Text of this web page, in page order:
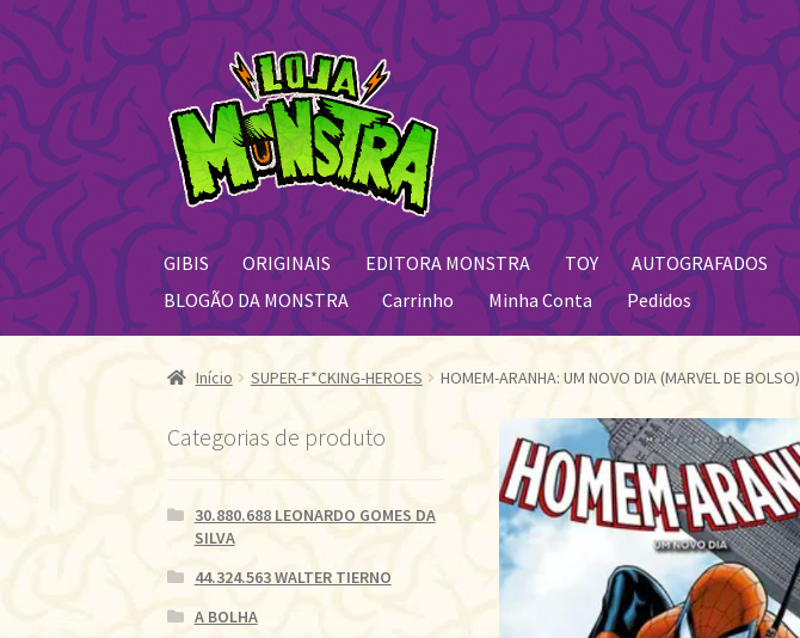
Pular
para
navegação
Pular
para
o
conteúdo
GIBIS ORIGINAIS EDITORA MONSTRA TOY AUTOGRAFADOS
BLOGÃO DA MONSTRA
Carrinho Minha Conta Pedidos
Início SUPER-F*CKING-HEROES HOMEM-ARANHA: UM NOVO DIA (MARVEL DE BOLSO)
Categorias de produto
30.880.688 LEONARDO GOMES DA
SILVA
44.324.563 WALTER TIERNO
A BOLHA